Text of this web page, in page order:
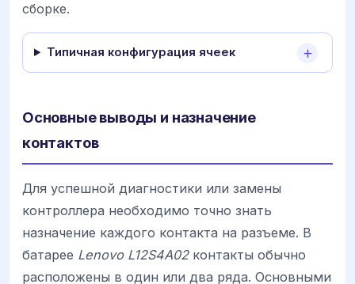
сборке.
Типичная конфигурация ячеек
Основные выводы и назначение
контактов
Для успешной диагностики или замены
контроллера необходимо точно знать
назначение каждого контакта на разъеме. В
батарее Lenovo L12S4A02контакты обычно
расположены в один или два ряда. Основными